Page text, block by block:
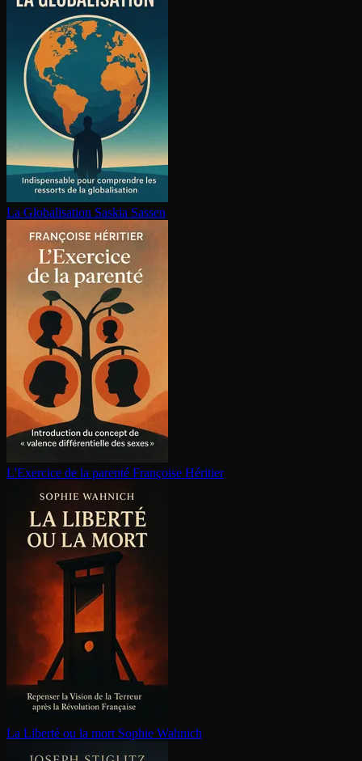
La Glo­ba­li­sa­tion Saskia Sassen
L'Exercice de la parenté Françoise Héritier
La Liberté ou la mort Sophie Wahnich